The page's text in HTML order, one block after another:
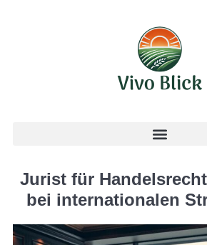
Jurist für
bei internationalen